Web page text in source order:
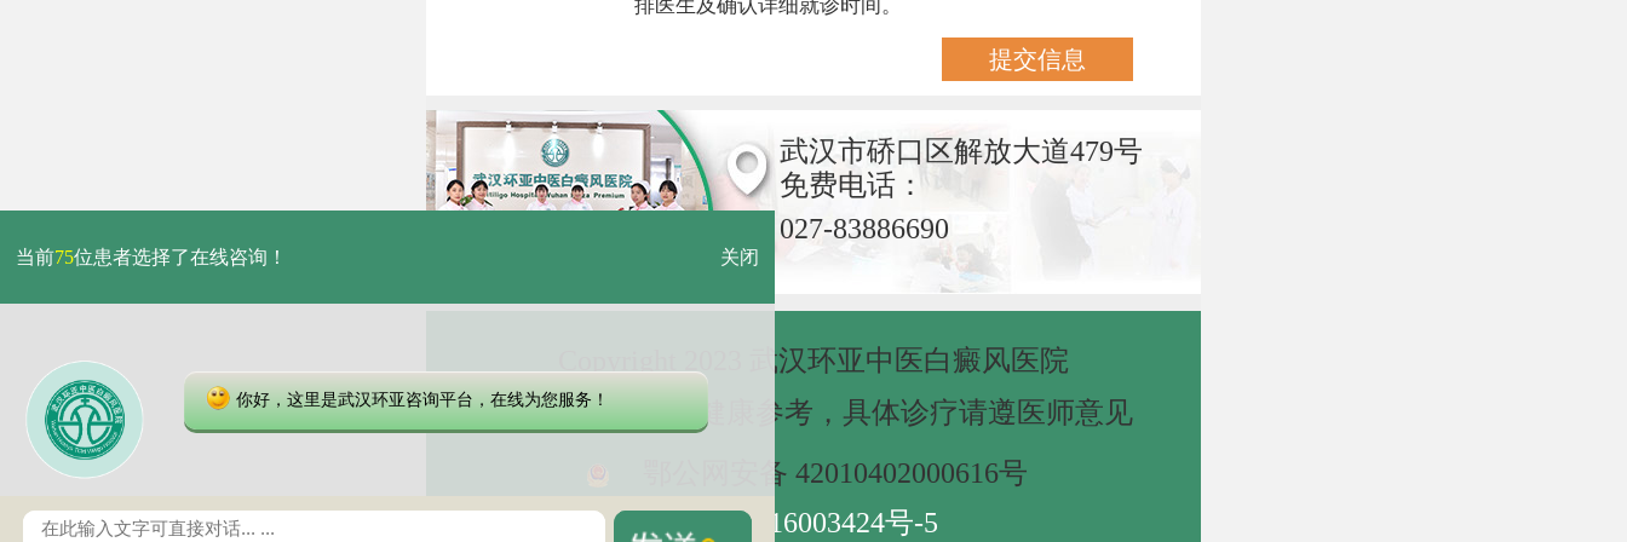
排医生及确认详细就诊时间。
武汉市硚口区解放大道479号
免费电话：
027-83886690
Copyright 2023 武汉环亚中医白癜风医院
本网站信息仅做健康参考，具体诊疗请遵医师意见
鄂公网安备 42010402000616号
鄂ICP备16003424号-5
当前75位患者选择了在线咨询！ 关闭
你好，这里是武汉环亚咨询平台，在线为您服务！